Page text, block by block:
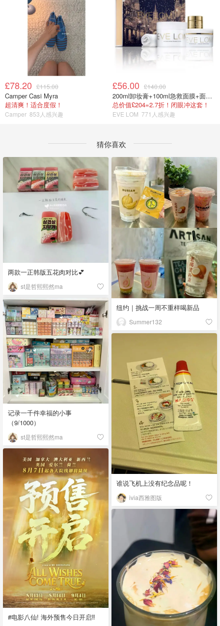
£78.20 £115.00
Camper Casi Myra
超清爽！适合度假！
Camper 853人感兴趣
£56.00 £140.00
200ml卸妆膏+100ml急救面膜+面霜+洁颜布
总价值£204=2.7折！闭眼冲这套！
EVE LOM 771人感兴趣
猜你喜欢
两款一正韩版五花肉对比💕
st是哲熙熙然ma
纽约｜挑战一周不重样喝新品
Summer132
记录一千件幸福的小事
（9/1000）
st是哲熙熙然ma
谁说飞机上没有纪念品呢！
ivia西雅图版
#电影八仙! 海外预售今日开启‼️